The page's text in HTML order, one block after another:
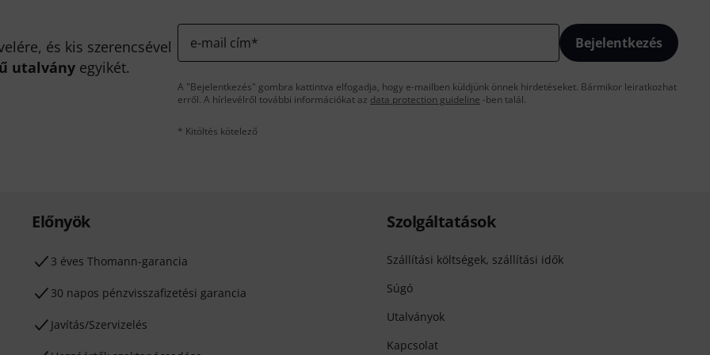
és kis szerencsével
utalvány egyikét.
e-mail cím* Bejelentkezés
A "Bejelentkezés" gombra kattintva elfogadja, hogy e-mailben küldjünk önnek hirdetéseket. Bármikor leiratkozhat
erről. A hírlevélről további információkat az data protection guideline -ben talál.
* Kitöltés kötelező
Előnyök
3 éves Thomann-garancia
30 napos pénzvisszafizetési garancia
Javítás/Szervizelés
Szolgáltatások
Szállítási költségek, szállítási idők
Súgó
Utalványok
Kapcsolat